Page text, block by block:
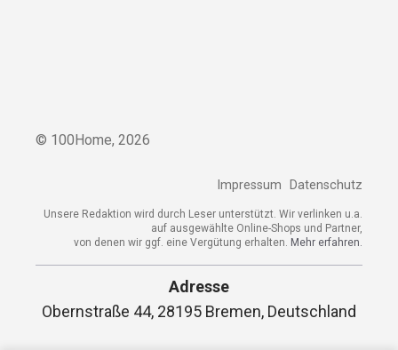
© 100Home, 2026
Impressum Datenschutz
Unsere Redaktion wird durch Leser unterstützt. Wir verlinken u.a.
auf ausgewählte Online-Shops und Partner,
von denen wir ggf. eine Vergütung erhalten. Mehr erfahren.
Adresse
Obernstraße 44, 28195 Bremen, Deutschland